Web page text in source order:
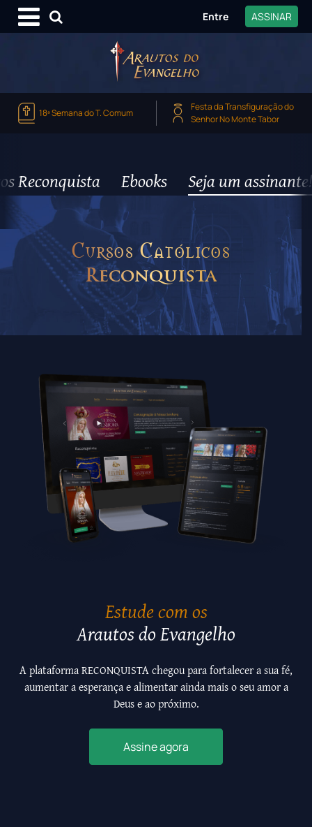
Entre ASSINAR
18ª Semana do T. Comum
Festa da Transfiguração do
Senhor No Monte Tabor
Reconquista Ebooks Seja um assinante!
Cursos Católicos
Reconquista
Estude com os
Arautos do Evangelho
A plataforma RECONQUISTA chegou para fortalecer a sua fé,
aumentar a esperança e alimentar ainda mais o seu amor a
Deus e ao próximo.
Assine agora